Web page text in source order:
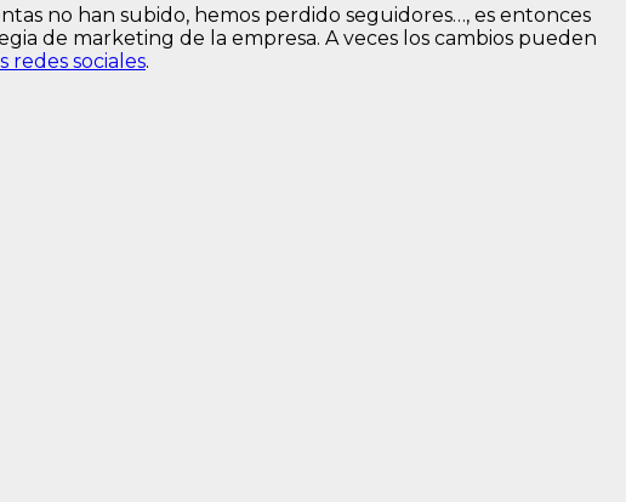
no han subido, hemos perdido seguidores…, es entonces
de marketing de la empresa. A veces los cambios pueden
redes sociales.